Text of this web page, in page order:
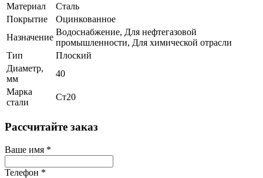
Материал
Сталь
Покрытие
Оцинкованное
Назначение
Водоснабжение, Для нефтегазовой
промышленности, Для химической отрасли
Тип
Плоский
Диаметр,
мм
40
Марка
стали
Ст20
Рассчитайте заказ
Ваше имя *
Телефон *